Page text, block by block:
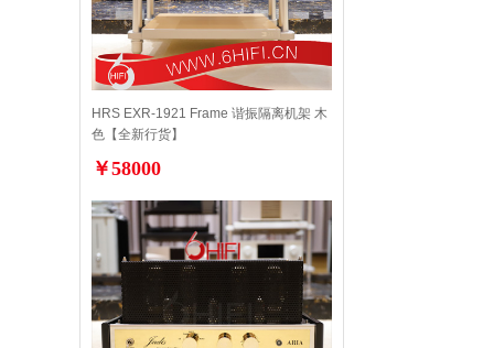
HRS EXR-1921 Frame 谐振隔离机架 木
色【全新行货】
￥58000